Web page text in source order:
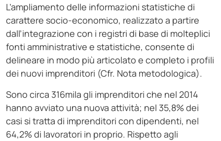
L’ampliamento delle informazioni statistiche di
carattere socio-economico, realizzato a partire
dall’integrazione con i registri di base di molteplici
fonti amministrative e statistiche, consente di
delineare in modo più articolato e completo i profili
dei nuovi imprenditori (Cfr. Nota metodologica).
Sono circa 316mila gli imprenditori che nel 2014
hanno avviato una nuova attività; nel 35,8% dei
casi si tratta di imprenditori con dipendenti, nel
64,2% di lavoratori in proprio. Rispetto agli